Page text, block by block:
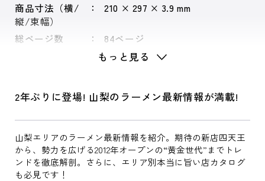
商品寸法（横/
縦/束幅）
210 × 297 × 3.9 mm
総ページ数 84ページ
もっと見る
2年ぶりに登場! 山梨のラーメン最新情報が満載!
山梨エリアのラーメン最新情報を紹介。期待の新店四天王
から、勢力を広げる2012年オープンの“黄金世代”までトレ
ンドを徹底解剖。さらに、エリア別本当に旨い店カタログ
も必見です！